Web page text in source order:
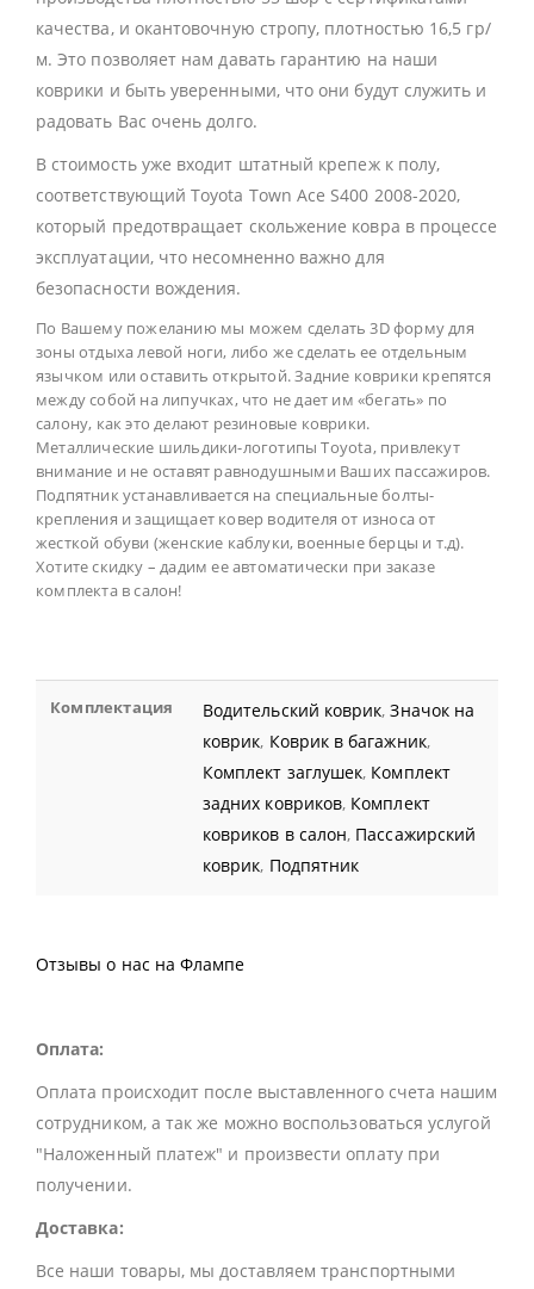
качества, и окантовочную стропу, плотностью 16,5 гр/
м. Это позволяет нам давать гарантию на наши
коврики и быть уверенными, что они будут служить и
радовать Вас очень долго.
В стоимость уже входит штатный крепеж к полу,
соответствующий Toyota Town Ace S400 2008-2020,
который предотвращает скольжение ковра в процессе
эксплуатации, что несомненно важно для
безопасности вождения.
По Вашему пожеланию мы можем сделать 3D форму для
зоны отдыха левой ноги, либо же сделать ее отдельным
язычком или оставить открытой. Задние коврики крепятся
между собой на липучках, что не дает им «бегать» по
салону, как это делают резиновые коврики.
Металлические шильдики-логотипы Toyota, привлекут
внимание и не оставят равнодушными Ваших пассажиров.
Подпятник устанавливается на специальные болты-
крепления и защищает ковер водителя от износа от
жесткой обуви (женские каблуки, военные берцы и т.д).
Хотите скидку – дадим ее автоматически при заказе
комплекта в салон!
Комплектация Водительский коврик,Значок на
коврик, Коврик в багажник,
Комплект заглушек, Комплект
задних ковриков, Комплект
ковриков в салон, Пассажирский
коврик, Подпятник
Отзывы о нас на Флампе
Оплата:
Оплата происходит после выставленного счета нашим
сотрудником, а так же можно воспользоваться услугой
"Наложенный платеж" и произвести оплату при
получении.
Доставка:
Все наши товары, мы доставляем транспортными